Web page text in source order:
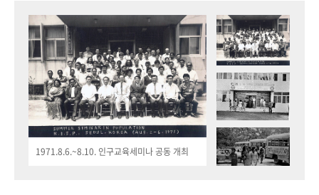
1971.8.6.~8.10. 인구교육세미나 공동 개최